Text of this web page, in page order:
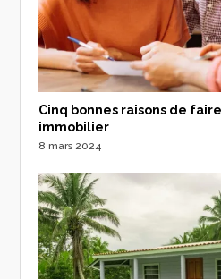
Cinq bonnes raisons de
immobilier
8 mars 2024